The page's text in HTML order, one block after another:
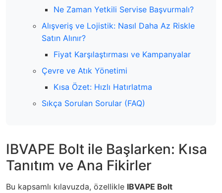
Ne Zaman Yetkili Servise Başvurmalı?
Alışveriş ve Lojistik: Nasıl Daha Az Riskle
Satın Alınır?
Fiyat Karşılaştırması ve Kampanyalar
Çevre ve Atık Yönetimi
Kısa Özet: Hızlı Hatırlatma
Sıkça Sorulan Sorular (FAQ)
IBVAPE Bolt ile Başlarken: Kısa
Tanıtım ve Ana Fikirler
Bu kapsamlı kılavuzda, özellikle IBVAPE Bolt